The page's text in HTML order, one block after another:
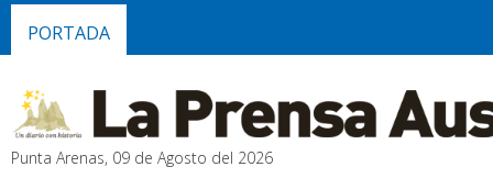
PORTADA
Punta Arenas, 09 de Agosto del 2026